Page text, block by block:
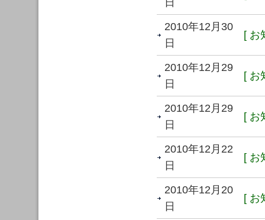
日
2010年12月30
日
[ お
2010年12月29
日
[ お
2010年12月29
日
[ お
2010年12月22
日
[ お
2010年12月20
日
[ お